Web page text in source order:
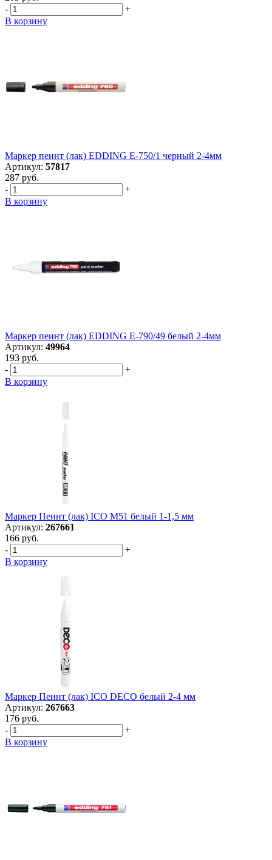
-
+
В корзину
Маркер пеинт (лак) EDDING E-750/1 черный 2-4мм
Артикул: 57817
287 руб.
-
+
В корзину
Маркер пеинт (лак) EDDING E-790/49 белый 2-4мм
Артикул: 49964
193 руб.
-
+
В корзину
Маркер Пеинт (лак) ICO M51 белый 1-1,5 мм
Артикул: 267661
166 руб.
-
+
В корзину
Маркер Пеинт (лак) ICO DECO белый 2-4 мм
Артикул: 267663
176 руб.
-
+
В корзину